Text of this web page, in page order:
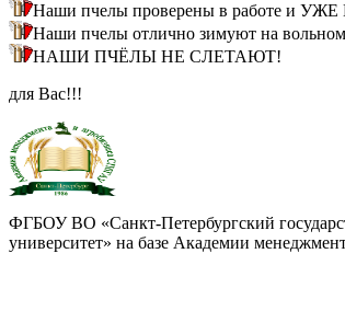
Наши пчелы проверены в работе и
Наши пчелы отлично зимуют на вольном
НАШИ ПЧЁЛЫ НЕ СЛЕТАЮТ!
для Вас!!!
ФГБОУ ВО «Санкт-Петербургский
университет» на базе Академии